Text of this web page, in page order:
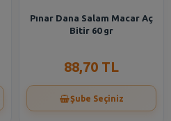
Pınar Dana Salam Macar Aç
Bitir 60 gr
88,70 TL
Şube Seçiniz